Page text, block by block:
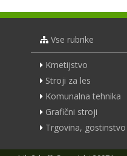
Vse rubrike
Kmetijstvo
Stroji za les
Komunalna tehnika
Grafični stroji
Trgovina, gostinstvo